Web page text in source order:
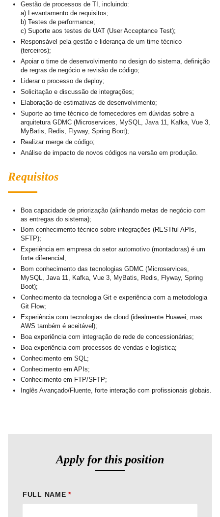
Gestão de processos de TI, incluindo:
a) Levantamento de requisitos;
b) Testes de performance;
c) Suporte aos testes de UAT (User Acceptance Test);
Responsável pela gestão e liderança de um time técnico
(terceiros);
Apoiar o time de desenvolvimento no design do sistema, definição
de regras de negócio e revisão de código;
Liderar o processo de deploy;
Solicitação e discussão de integrações;
Elaboração de estimativas de desenvolvimento;
Suporte ao time técnico de fornecedores em dúvidas sobre a
arquitetura GDMC (Microservices, MySQL, Java 11, Kafka, Vue 3,
MyBatis, Redis, Flyway, Spring Boot);
Realizar merge de código;
Análise de impacto de novos códigos na versão em produção.
Requisitos
Boa capacidade de priorização (alinhando metas de negócio com
as entregas do sistema);
Bom conhecimento técnico sobre integrações (RESTful APIs,
SFTP);
Experiência em empresa do setor automotivo (montadoras) é um
forte diferencial;
Bom conhecimento das tecnologias GDMC (Microservices,
MySQL, Java 11, Kafka, Vue 3, MyBatis, Redis, Flyway, Spring
Boot);
Conhecimento da tecnologia Git e experiência com a metodologia
Git Flow;
Experiência com tecnologias de cloud (idealmente Huawei, mas
AWS também é aceitável);
Boa experiência com integração de rede de concessionárias;
Boa experiência com processos de vendas e logística;
Conhecimento em SQL;
Conhecimento em APIs;
Conhecimento em FTP/SFTP;
Inglês Avançado/Fluente, forte interação com profissionais globais.
Apply for this position
FULL NAME *